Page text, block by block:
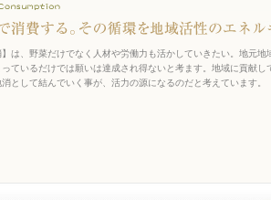
は、野菜だけでなく人材や労働力も活かしていきたい。地元
ているだけでは願いは達成され得ないと考ます。地域に貢献
として結んでいく事が、活力の源になるのだと考えています。